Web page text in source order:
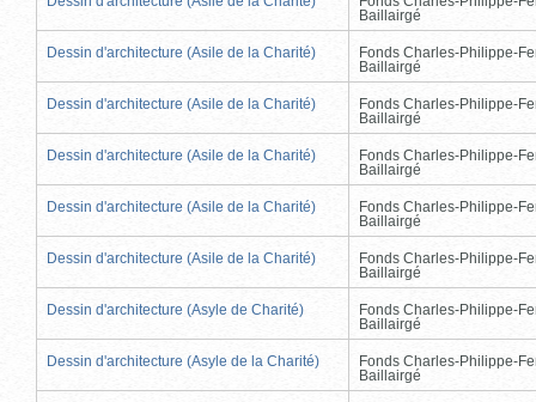
Baillairgé
Dessin d'architecture (Asile de la Charité)
Fonds Charles-Philippe-
Baillairgé
Dessin d'architecture (Asile de la Charité)
Fonds Charles-Philippe-
Baillairgé
Dessin d'architecture (Asile de la Charité)
Fonds Charles-Philippe-
Baillairgé
Dessin d'architecture (Asile de la Charité)
Fonds Charles-Philippe-
Baillairgé
Dessin d'architecture (Asile de la Charité)
Fonds Charles-Philippe-
Baillairgé
Dessin d'architecture (Asyle de Charité)
Fonds Charles-Philippe-
Baillairgé
Dessin d'architecture (Asyle de la Charité)
Fonds Charles-Philippe-
Baillairgé